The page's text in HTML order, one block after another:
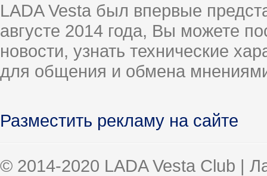
LADA Vesta был впервые
августе 2014 года, Вы можете
новости, узнать технические
для общения и обмена
Разместить рекламу на сайте
© 2014-2020 LADA Vesta Club |